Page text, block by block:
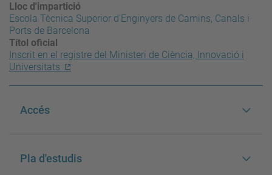
Lloc d'impartició
Escola Tècnica Superior d'Enginyers de Camins, Canals i
Ports de Barcelona
Títol oficial
Inscrit en el registre del Ministeri de Ciència, Innovació i
Universitats
Accés
Pla d'estudis